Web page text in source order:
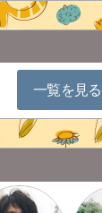
一覧を見る